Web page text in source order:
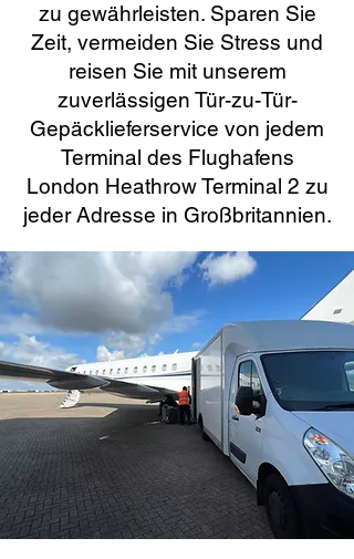
zu gewährleisten. Sparen Sie
Zeit, vermeiden Sie Stress und
reisen Sie mit unserem
zuverlässigen Tür-zu-Tür-
Gepäcklieferservice von jedem
Terminal des Flughafens
London Heathrow Terminal 2 zu
jeder Adresse in Großbritannien.